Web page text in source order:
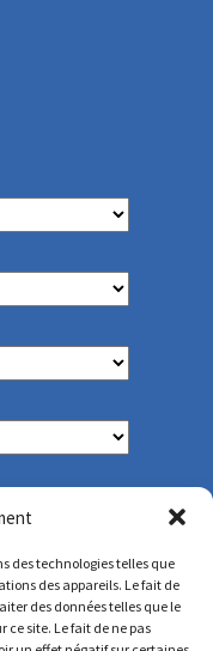
des technologies telles que
des appareils. Le fait de
des données telles que le
site. Le fait de ne pas